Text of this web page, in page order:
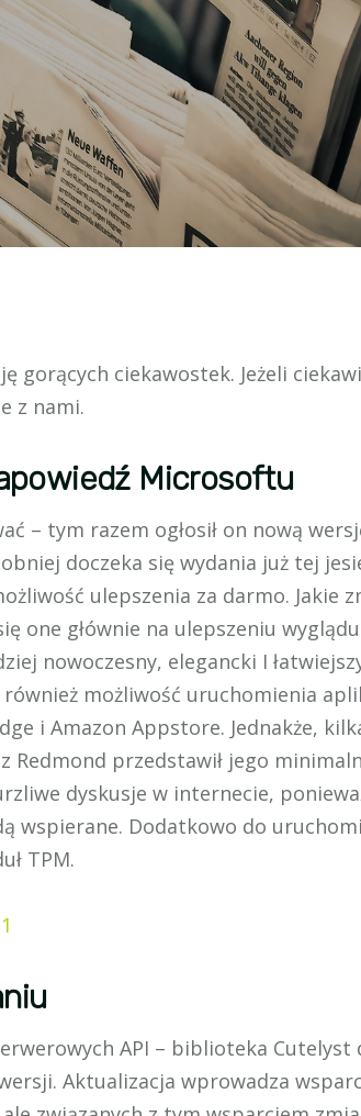
gorących ciekawostek. Jeżeli
z nami.
Microsoftu
– tym razem ogłosił on nową
doczeka się wydania już tej
ulepszenia za darmo. Jakie
one głównie na ulepszeniu
nowoczesny, elegancki I
możliwość uruchomienia
i Amazon Appstore. Jednakże,
Redmond przedstawił jego
dyskusje w internecie,
wspierane. Dodatkowo do
TPM.
API – biblioteka Cutelyst
Aktualizacja wprowadza